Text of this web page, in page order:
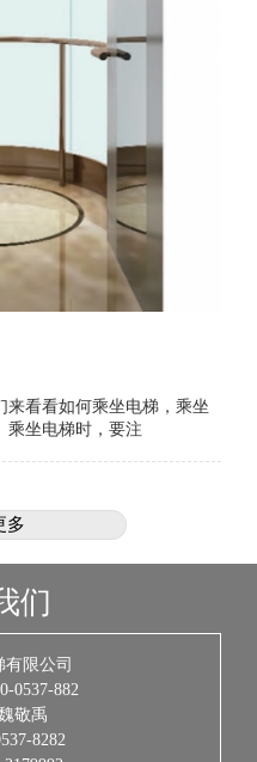
看看如何乘坐电梯，乘坐
坐电梯时，要注
多
们
限公司
0537-882
敬禹
8282